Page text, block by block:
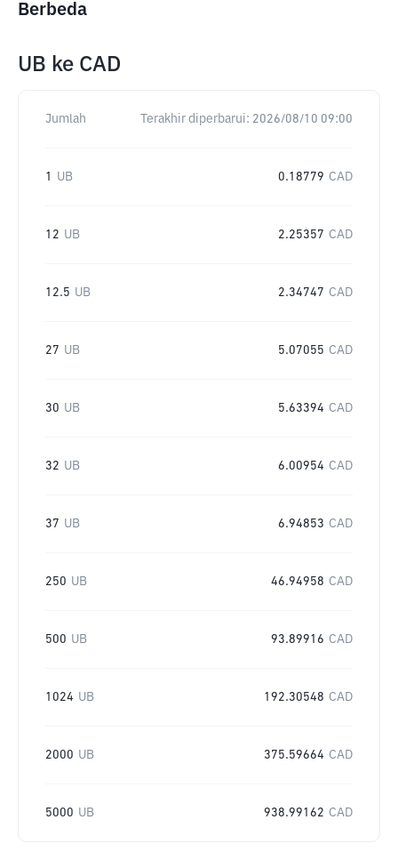
Berbeda
UB ke CAD
Jumlah Terakhir diperbarui: 2026/08/10 09:00
1 UB 0.18779 CAD
12 UB 2.25357 CAD
12.5 UB 2.34747 CAD
27 UB 5.07055 CAD
30 UB 5.63394 CAD
32 UB 6.00954 CAD
37 UB 6.94853 CAD
250 UB 46.94958 CAD
500 UB 93.89916 CAD
1024 UB 192.30548 CAD
2000 UB 375.59664 CAD
5000 UB 938.99162 CAD